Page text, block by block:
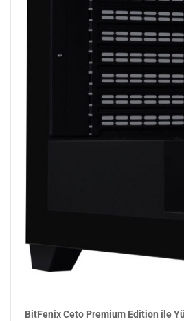
BitFenix Ceto Premium Edition ile